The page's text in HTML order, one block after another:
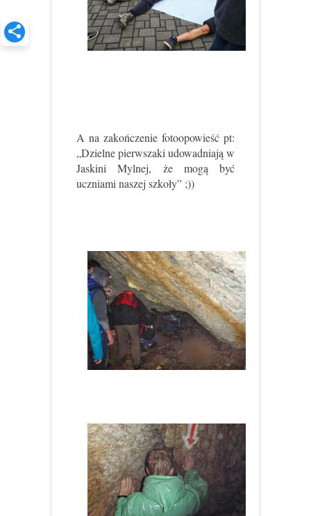
A na zakończenie fotoopowieść pt:
„Dzielne pierwszaki udowadniają w
Jaskini Mylnej, że mogą być
uczniami naszej szkoły” ;))